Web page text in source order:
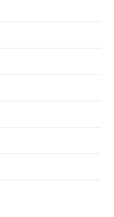
euro garantie